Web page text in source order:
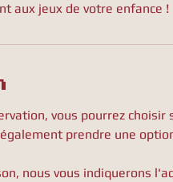
aux jeux de votre enfance !
vous pourrez
prendre une
nous vous indiquerons